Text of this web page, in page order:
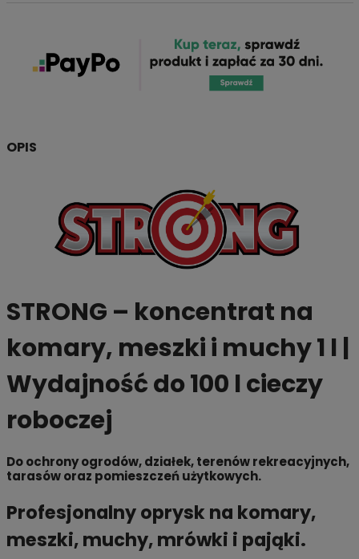
OPIS
STRONG – koncentrat na
komary, meszki i muchy 1 l |
Wydajność do 100 l cieczy
roboczej
Do ochrony ogrodów, działek, terenów rekreacyjnych,
tarasów oraz pomieszczeń użytkowych.
Profesjonalny oprysk na komary,
meszki, muchy, mrówki i pająki.